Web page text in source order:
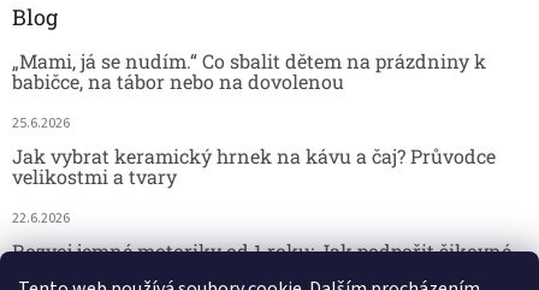
Blog
„Mami, já se nudím.“ Co sbalit dětem na prázdniny k
babičce, na tábor nebo na dovolenou
25.6.2026
Jak vybrat keramický hrnek na kávu a čaj? Průvodce
velikostmi a tvary
22.6.2026
Rozvoj jemné motoriky od 1 roku: Jak podpořit šikovné